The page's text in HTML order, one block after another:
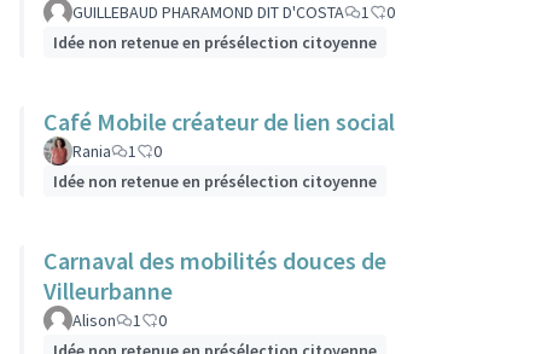
GUILLEBAUD PHARAMOND DIT D'COSTA 1
0
Idée non retenue en présélection citoyenne
Café Mobile créateur de lien social
Rania 1
0
Idée non retenue en présélection citoyenne
Carnaval des mobilités douces de
Villeurbanne
Alison 1
0